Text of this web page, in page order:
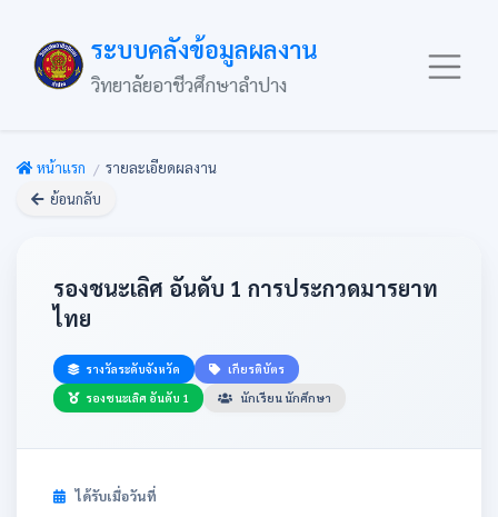
ระบบคลังข้อมูลผลงาน
วิทยาลัยอาชีวศึกษาลำปาง
หน้าแรก
รายละเอียดผลงาน
ย้อนกลับ
รองชนะเลิศ อันดับ 1 การประกวดมารยาท
ไทย
รางวัลระดับจังหวัด
เกียรติบัตร
รองชนะเลิศ อันดับ 1
นักเรียน นักศึกษา
ได้รับเมื่อวันที่